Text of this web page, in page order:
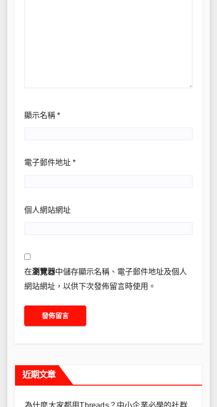
顯示名稱 *
電子郵件地址 *
個人網站網址
在瀏覽器中儲存顯示名稱、電子郵件地址及個人
網站網址，以供下次發佈留言時使用。
近期文章